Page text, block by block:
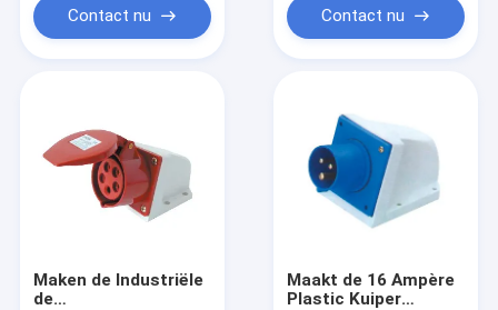
Contact nu
op
Contact nu
Maken de Industriële
de
Maakt de 16 Ampère
Plastic Kuiper